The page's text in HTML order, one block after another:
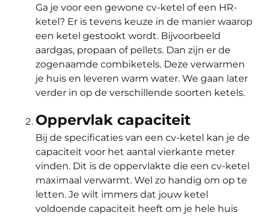
Ga je voor een gewone cv-ketel of een HR-
ketel? Er is tevens keuze in de manier waarop
een ketel gestookt wordt. Bijvoorbeeld
aardgas, propaan of pellets. Dan zijn er de
zogenaamde combiketels. Deze verwarmen
je huis en leveren warm water. We gaan later
verder in op de verschillende soorten ketels.
Oppervlak capaciteit
Bij de specificaties van een cv-ketel kan je de
capaciteit voor het aantal vierkante meter
vinden. Dit is de oppervlakte die een cv-ketel
maximaal verwarmt. Wel zo handig om op te
letten. Je wilt immers dat jouw ketel
voldoende capaciteit heeft om je hele huis